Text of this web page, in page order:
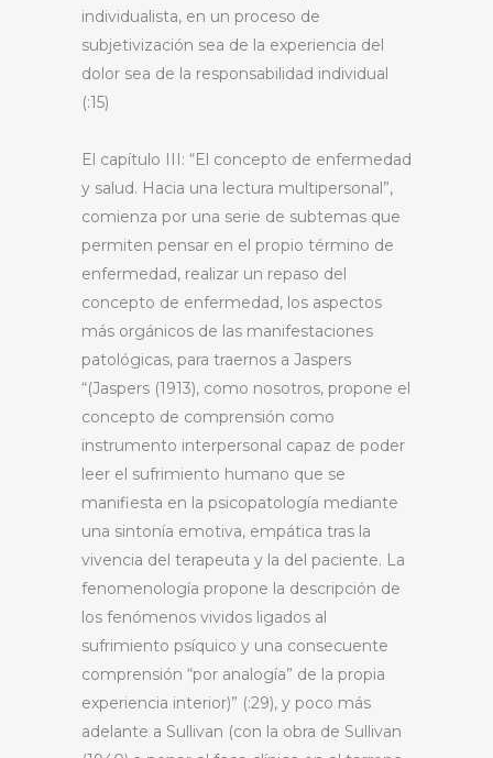
individualista, en un proceso de
subjetivización sea de la experiencia del
dolor sea de la responsabilidad individual
(:15)
El capítulo III: “El concepto de enfermedad
y salud. Hacia una lectura multipersonal”,
comienza por una serie de subtemas que
permiten pensar en el propio término de
enfermedad, realizar un repaso del
concepto de enfermedad, los aspectos
más orgánicos de las manifestaciones
patológicas, para traernos a Jaspers
“(Jaspers (1913), como nosotros, propone el
concepto de comprensión como
instrumento interpersonal capaz de poder
leer el sufrimiento humano que se
manifiesta en la psicopatología mediante
una sintonía emotiva, empática tras la
vivencia del terapeuta y la del paciente. La
fenomenología propone la descripción de
los fenómenos vividos ligados al
sufrimiento psíquico y una consecuente
comprensión “por analogía” de la propia
experiencia interior)” (:29), y poco más
adelante a Sullivan (con la obra de Sullivan